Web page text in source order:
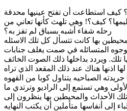
كيف استطاعت أن تفتح عينيها محدقة
كيف؟! وهي تلهث كأنها تعاني من
رحله شفاء أشبه بسباق لم تفز به؟
بها كانت تتسأل كل تلك الاسئله
المتسائله في صمت يغلف جنابات
تلك. ويردد بداخلها ذلك الصوت الخائف
اذنها هناك عند ذلك المقعد الذي تراه
الصباحيه يتناول كوبا من القهوه
وهي تستمع إلى الراديو وترتدي ما
الأحداث والمحيطين بها ينظرون إلى